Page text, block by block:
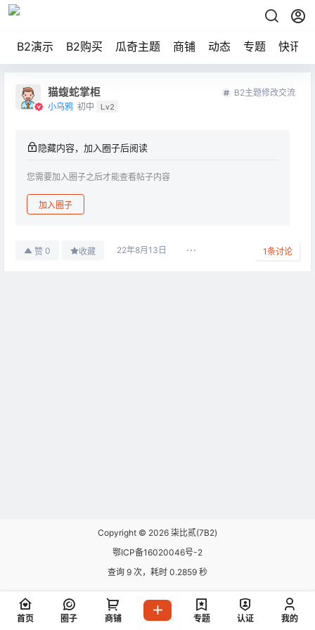
B2演示 B2购买 瓜奇主题 商铺 动态 专题 快讯
猫蝮蛇掌柜
小乌鸦 初中 Lv2
B2主题修改交流
隐藏内容，加入圈子后阅读
您需要加入圈子之后才能查看帖子内容
加入圈子
赞 0 收藏 22年8月13日 1条讨论
Copyright © 2026 柒比贰(7B2)
鄂ICP备16020046号-2
查询 9 次，耗时 0.2859 秒
首页 圈子 商铺 专题 认证 我的